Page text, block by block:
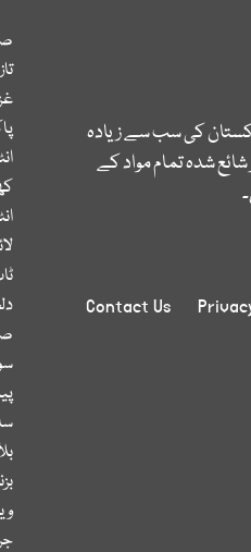
کی سب سے زیادہ
شدہ تمام مواد کے
Contact Us